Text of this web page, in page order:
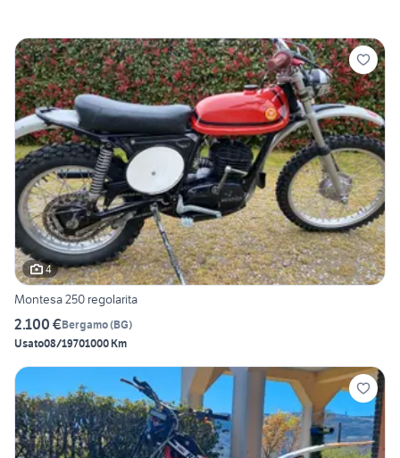
4
Montesa 250 regolarita
2.100 €Bergamo(BG)
Usato08/19701000 Km